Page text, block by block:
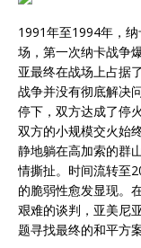
1991年至1994年，
场，第一次纳卡战争
亚最终在战场上占据
战争并没有彻底解决
停下，双方达成了停
双方的小规模交火始
静地躺在高加索的群
情撕扯。时间流转至
的脆弱性愈发显现。
艰难的谈判，亚美尼
题寻找最终的和平方案